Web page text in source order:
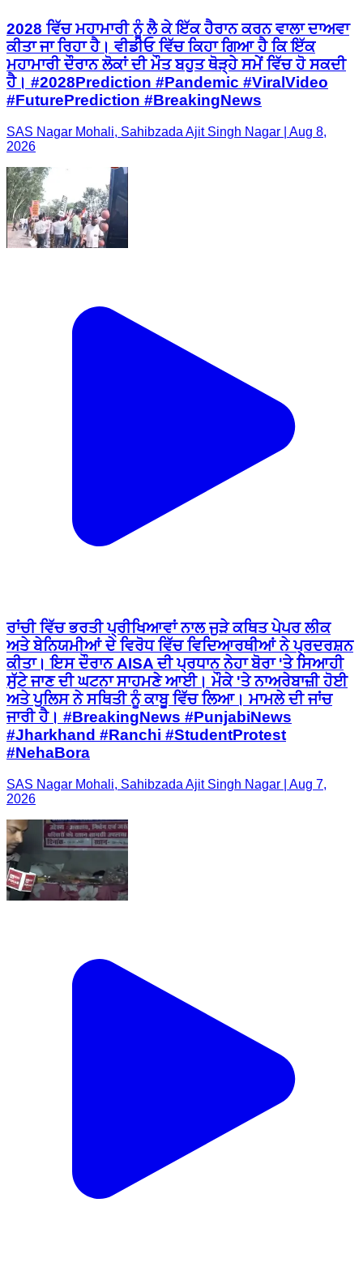
2028 ਵਿੱਚ ਮਹਾਮਾਰੀ ਨੂੰ ਲੈ ਕੇ ਇੱਕ ਹੈਰਾਨ ਕਰਨ ਵਾਲਾ ਦਾਅਵਾ
ਕੀਤਾ ਜਾ ਰਿਹਾ ਹੈ। ਵੀਡੀਓ ਵਿੱਚ ਕਿਹਾ ਗਿਆ ਹੈ ਕਿ ਇੱਕ
ਮਹਾਮਾਰੀ ਦੌਰਾਨ ਲੋਕਾਂ ਦੀ ਮੌਤ ਬਹੁਤ ਥੋੜ੍ਹੇ ਸਮੇਂ ਵਿੱਚ ਹੋ ਸਕਦੀ
ਹੈ। #2028Prediction #Pandemic #ViralVideo
#FuturePrediction #BreakingNews
SAS Nagar Mohali, Sahibzada Ajit Singh Nagar | Aug 8,
2026
ਰਾਂਚੀ ਵਿੱਚ ਭਰਤੀ ਪ੍ਰੀਖਿਆਵਾਂ ਨਾਲ ਜੁੜੇ ਕਥਿਤ ਪੇਪਰ ਲੀਕ
ਅਤੇ ਬੇਨਿਯਮੀਆਂ ਦੇ ਵਿਰੋਧ ਵਿੱਚ ਵਿਦਿਆਰਥੀਆਂ ਨੇ ਪ੍ਰਦਰਸ਼ਨ
ਕੀਤਾ। ਇਸ ਦੌਰਾਨ AISA ਦੀ ਪ੍ਰਧਾਨ ਨੇਹਾ ਬੋਰਾ 'ਤੇ ਸਿਆਹੀ
ਸੁੱਟੇ ਜਾਣ ਦੀ ਘਟਨਾ ਸਾਹਮਣੇ ਆਈ। ਮੌਕੇ 'ਤੇ ਨਾਅਰੇਬਾਜ਼ੀ ਹੋਈ
ਅਤੇ ਪੁਲਿਸ ਨੇ ਸਥਿਤੀ ਨੂੰ ਕਾਬੂ ਵਿੱਚ ਲਿਆ। ਮਾਮਲੇ ਦੀ ਜਾਂਚ
ਜਾਰੀ ਹੈ। #BreakingNews #PunjabiNews
#Jharkhand #Ranchi #StudentProtest
#NehaBora
SAS Nagar Mohali, Sahibzada Ajit Singh Nagar | Aug 7,
2026